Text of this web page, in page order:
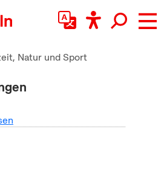
Natur und Sport